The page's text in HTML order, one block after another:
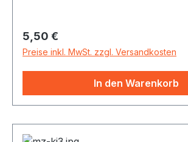
Klangschale stets an Ort und Stelle
Regulärer Preis:
5,50 €
Preise inkl. MwSt. zzgl. Versandkosten
In den Warenkorb